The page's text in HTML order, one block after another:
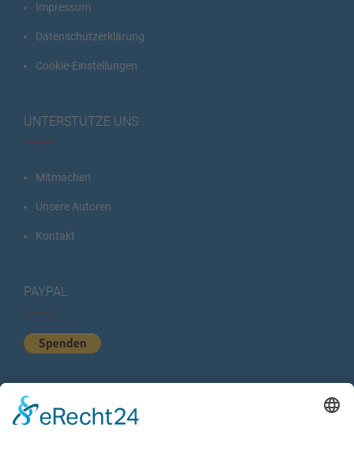
Impressum
Datenschutzerklärung
Cookie-Einstellungen
UNTERSTÜTZE UNS
Mitmachen
Unsere Autoren
Kontakt
PAYPAL
KURZSTATISTIK